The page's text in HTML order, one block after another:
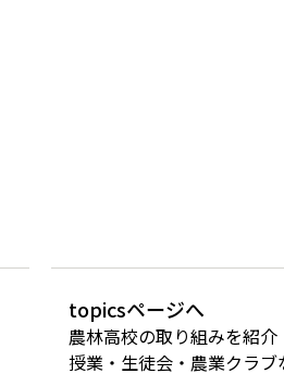
topicsページへ
農林高校の取り組みを紹介
授業・生徒会・農業クラブ